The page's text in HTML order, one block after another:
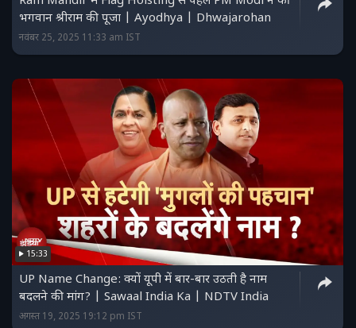
भगवान श्रीराम की पूजा | Ayodhya | Dhwajarohan
नवंबर 25, 2025 11:33 am IST
15:33
UP Name Change: क्यों यूपी में बार-बार उठती है नाम
बदलने की मांग? | Sawaal India Ka | NDTV India
अगस्त 19, 2025 19:12 pm IST